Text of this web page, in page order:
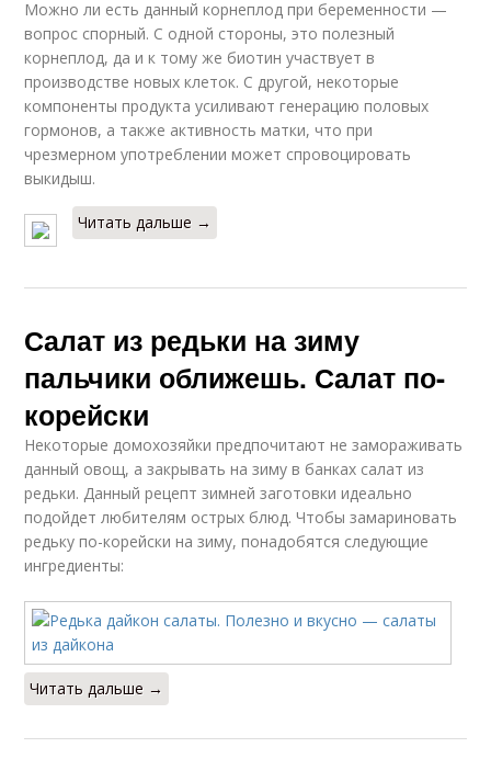
Можно ли есть данный корнеплод при беременности —
вопрос спорный. С одной стороны, это полезный
корнеплод, да и к тому же биотин участвует в
производстве новых клеток. С другой, некоторые
компоненты продукта усиливают генерацию половых
гормонов, а также активность матки, что при
чрезмерном употреблении может спровоцировать
выкидыш.
Читать дальше →
Салат из редьки на зиму
пальчики оближешь. Салат по-
корейски
Некоторые домохозяйки предпочитают не замораживать
данный овощ, а закрывать на зиму в банках салат из
редьки. Данный рецепт зимней заготовки идеально
подойдет любителям острых блюд. Чтобы замариновать
редьку по-корейски на зиму, понадобятся следующие
ингредиенты:
Читать дальше →